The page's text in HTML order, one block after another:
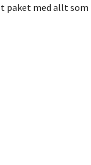
med allt som